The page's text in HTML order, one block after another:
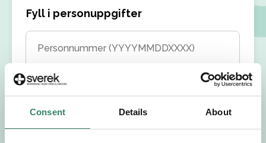
Consent Details About
Fyll i personuppgifter
Personnummer (YYYYMMDDXXXX)
Förnamn
Efternamn